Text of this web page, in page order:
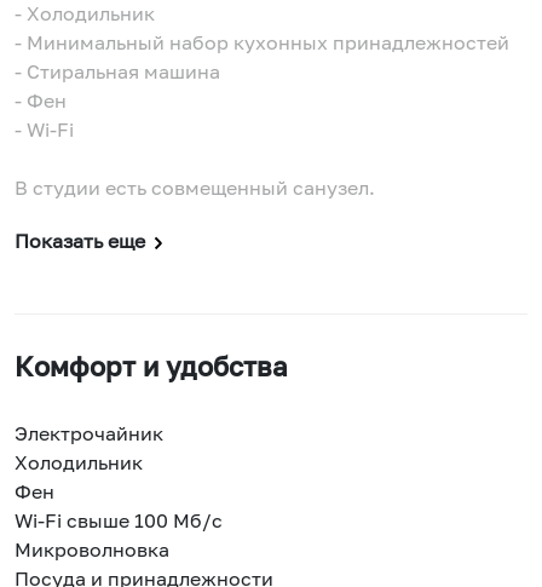
- Холодильник
- Минимальный набор кухонных принадлежностей
- Стиральная машина
- Фен
- Wi-Fi
В студии есть совмещенный санузел.
Показать еще
Комфорт и удобства
Электрочайник
Холодильник
Фен
Wi-Fi свыше 100 Мб/с
Микроволновка
Посуда и принадлежности